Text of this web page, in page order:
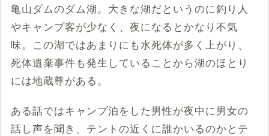
亀山ダムのダム湖。大きな湖だというのに釣り人
やキャンプ客が少なく、夜になるとかなり不気
味。この湖ではあまりにも水死体が多く上がり、
死体遺棄事件も発生していることから湖のほとり
には地蔵尊がある。
ある話ではキャンプ泊をした男性が夜中に男女の
話し声を聞き、テントの近くに誰かいるのかとテ